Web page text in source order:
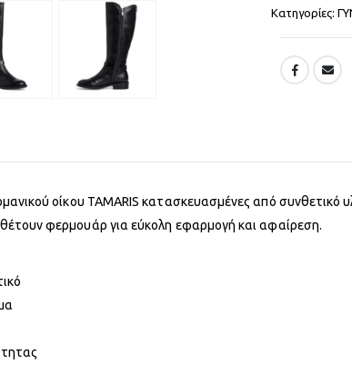
Κατηγορίες:
οίκου TAMARIS κατασκευασμένες από συνθετικό
φερμουάρ για εύκολη εφαρμογή και αφαίρεση.